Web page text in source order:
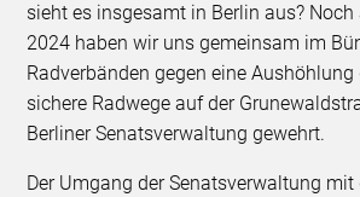
sieht es insgesamt in Berlin aus?
2024 haben wir uns gemeinsam im
Radverbänden gegen eine
sichere Radwege auf der
Berliner Senatsverwaltung gewehrt.
Der Umgang der Senatsverwaltung mit